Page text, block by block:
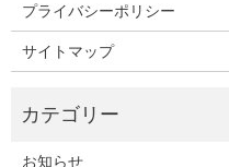
プライバシーポリシー
サイトマップ
お知らせ